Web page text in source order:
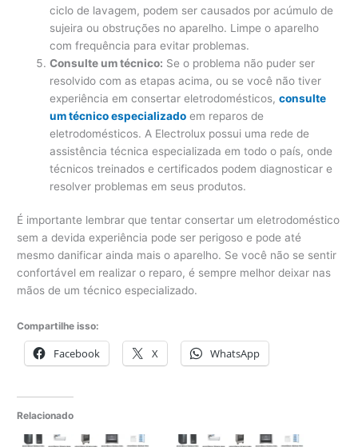
ciclo de lavagem, podem ser causados ​​por acúmulo de
sujeira ou obstruções no aparelho. Limpe o aparelho
com frequência para evitar problemas.
Consulte um técnico: Se o problema não puder ser
resolvido com as etapas acima, ou se você não tiver
experiência em consertar eletrodomésticos,consulte
um técnico especializado em reparos de
eletrodomésticos. A Electrolux possui uma rede de
assistência técnica especializada em todo o país, onde
técnicos treinados e certificados podem diagnosticar e
resolver problemas em seus produtos.
É importante lembrar que tentar consertar um eletrodoméstico
sem a devida experiência pode ser perigoso e pode até
mesmo danificar ainda mais o aparelho. Se você não se sentir
confortável em realizar o reparo, é sempre melhor deixar nas
mãos de um técnico especializado.
Compartilhe isso:
Facebook X WhatsApp
Relacionado